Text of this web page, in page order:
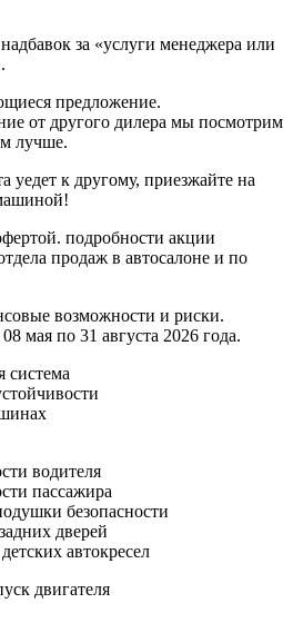
за «услуги менеджера или
предложение.
от другого дилера мы посмотрим
лучше.
уедет к другому, приезжайте на
подробности акции
продаж в автосалоне и по
возможности и риски.
мая по 31 августа 2026 года.
система
водителя
пассажира
безопасности
дверей
автокресел
двигателя